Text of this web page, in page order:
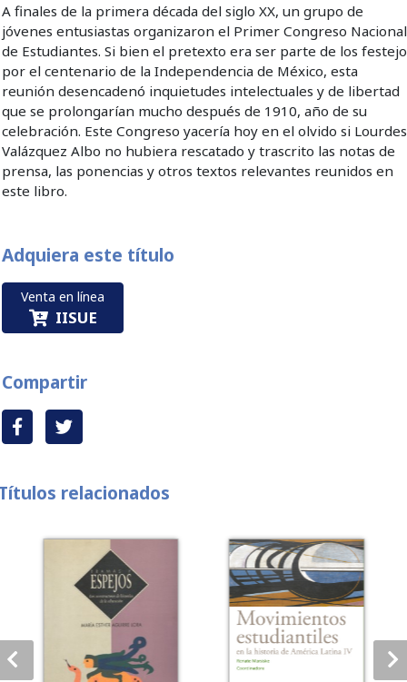
A finales de la primera década del siglo XX, un grupo de
jóvenes entusiastas organizaron el Primer Congreso Nacional
de Estudiantes. Si bien el pretexto era ser parte de los
por el centenario de la Independencia de México, esta
reunión desencadenó inquietudes intelectuales y de libertad
que se prolongarían mucho después de 1910, año de su
celebración. Este Congreso yacería hoy en el olvido si Lourdes
Valázquez Albo no hubiera rescatado y trascrito las notas de
prensa, las ponencias y otros textos relevantes reunidos en
este libro.
Adquiera este título
Venta en línea
IISUE
Compartir
relacionados